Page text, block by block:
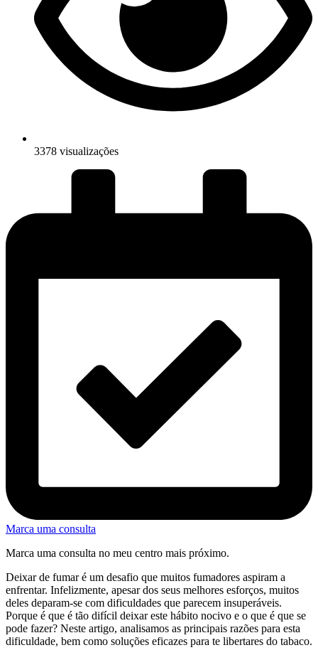
3378 visualizações
Marca uma consulta
Marca uma consulta no meu centro mais próximo.
Deixar de fumar é um desafio que muitos fumadores aspiram a
enfrentar. Infelizmente, apesar dos seus melhores esforços, muitos
deles deparam-se com dificuldades que parecem insuperáveis.
Porque é que é tão difícil deixar este hábito nocivo e o que é que se
pode fazer? Neste artigo, analisamos as principais razões para esta
dificuldade, bem como soluções eficazes para te libertares do tabaco.